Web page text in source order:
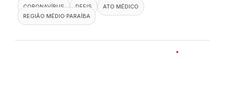
CORONAVÍRUS
DEFIS
ATO MÉDICO
REGIÃO MÉDIO PARAÍBA